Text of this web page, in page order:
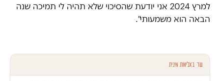
למרץ 2024 אני יודעת שהסיכוי שלא תהיה לי תמיכה שנה
הבאה הוא משמעותי".
עוד באלימות מינית